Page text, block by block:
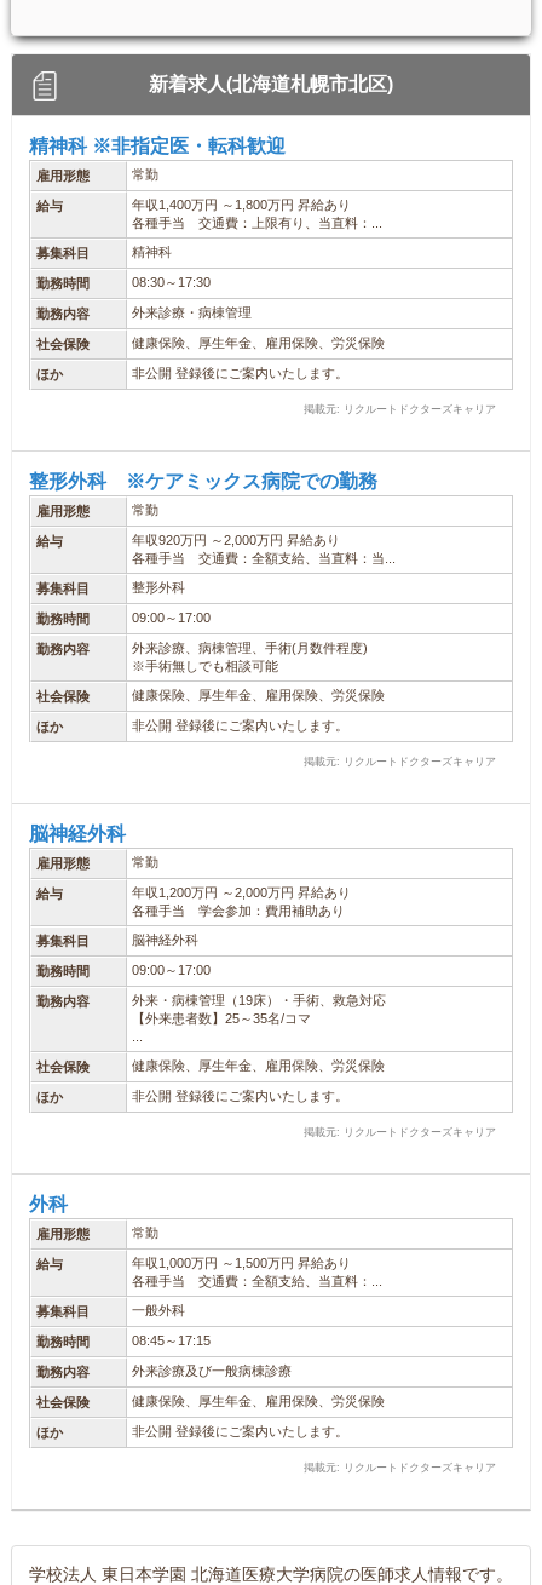
新着求人(北海道札幌市北区)
精神科 ※非指定医・転科歓迎
雇用形態 常勤
給与
年収1,400万円 ～1,800万円 昇給あり
各種手当 交通費：上限有り、当直料：...
募集科目 精神科
勤務時間 08:30～17:30
勤務内容 外来診療・病棟管理
社会保険 健康保険、厚生年金、雇用保険、労災保険
ほか 非公開 登録後にご案内いたします。
掲載元: リクルートドクターズキャリア
整形外科 ※ケアミックス病院での勤務
雇用形態 常勤
給与
年収920万円 ～2,000万円 昇給あり
各種手当 交通費：全額支給、当直料：当...
募集科目 整形外科
勤務時間 09:00～17:00
勤務内容
外来診療、病棟管理、手術(月数件程度)
※手術無しでも相談可能
社会保険 健康保険、厚生年金、雇用保険、労災保険
ほか 非公開 登録後にご案内いたします。
掲載元: リクルートドクターズキャリア
脳神経外科
雇用形態 常勤
給与
年収1,200万円 ～2,000万円 昇給あり
各種手当 学会参加：費用補助あり
募集科目 脳神経外科
勤務時間 09:00～17:00
勤務内容
外来・病棟管理（19床）・手術、救急対応
【外来患者数】25～35名/コマ
社会保険 健康保険、厚生年金、雇用保険、労災保険
ほか 非公開 登録後にご案内いたします。
掲載元: リクルートドクターズキャリア
外科
雇用形態 常勤
給与
年収1,000万円 ～1,500万円 昇給あり
各種手当 交通費：全額支給、当直料：...
募集科目 一般外科
勤務時間 08:45～17:15
勤務内容 外来診療及び一般病棟診療
社会保険 健康保険、厚生年金、雇用保険、労災保険
ほか 非公開 登録後にご案内いたします。
掲載元: リクルートドクターズキャリア
学校法人 東日本学園 北海道医療大学病院の医師求人情報です。